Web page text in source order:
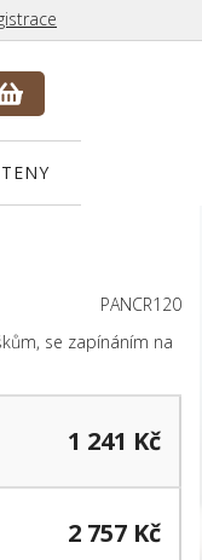
PANCR120
se zapínáním na
1 241 Kč
2 757 Kč